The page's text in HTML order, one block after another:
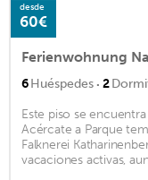
desde
60€
Ferienwohnung
6Huéspedes · 2
Este piso se
Acércate a Parque
Falknerei
vacaciones activas,